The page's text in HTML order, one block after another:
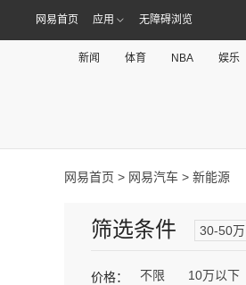
网易首页 应用 无障碍浏览
新闻 体育 NBA 娱乐
网易首页 > 网易汽车 > 新能源
筛选条件 30-50万
价格： 不限 10万以下